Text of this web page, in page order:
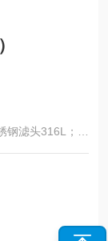
滤头316L；不
防尘盖； 胶塞